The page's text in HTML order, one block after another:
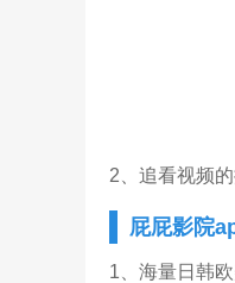
2、追看视频
屁屁影院
1、海量日韩